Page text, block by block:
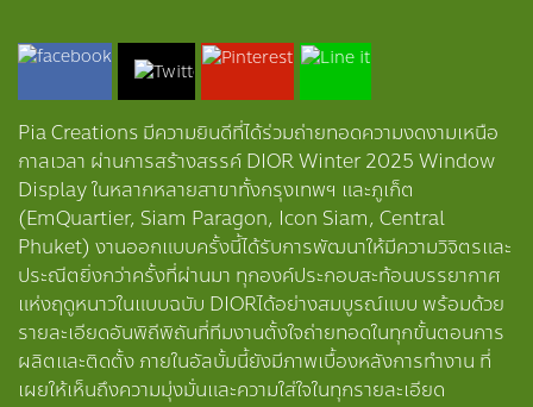
Pia Creations มีความยินดีที่ได้ร่วมถ่ายทอดความงดงามเหนือ
กาลเวลา ผ่านการสร้างสรรค์ DIOR Winter 2025 Window
Display ในหลากหลายสาขาทั้งกรุงเทพฯ และภูเก็ต
(EmQuartier, Siam Paragon, Icon Siam, Central
Phuket) งานออกแบบครั้งนี้ได้รับการพัฒนาให้มีความวิจิตรและ
ประณีตยิ่งกว่าครั้งที่ผ่านมา ทุกองค์ประกอบสะท้อนบรรยากาศ
แห่งฤดูหนาวในแบบฉบับ DIORได้อย่างสมบูรณ์แบบ พร้อมด้วย
รายละเอียดอันพิถีพิถันที่ทีมงานตั้งใจถ่ายทอดในทุกขั้นตอนการ
ผลิตและติดตั้ง ภายในอัลบั้มนี้ยังมีภาพเบื้องหลังการทำงาน ที่
เผยให้เห็นถึงความมุ่งมั่นและความใส่ใจในทุกรายละเอียด